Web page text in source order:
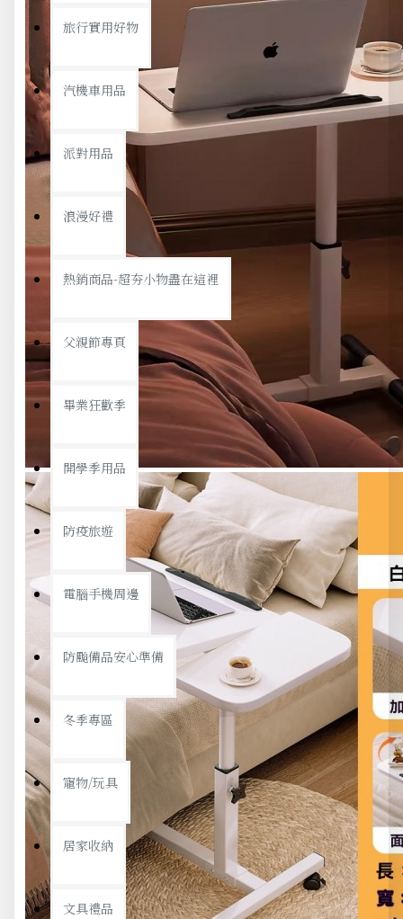
旅行實用好物
汽機車用品
派對用品
浪漫好禮
熱銷商品-超夯小物盡在這裡
父親節專頁
畢業狂歡季
開學季用品
防疫旅遊
電腦手機周邊
防颱備品安心準備
冬季專區
寵物/玩具
居家收納
文具禮品